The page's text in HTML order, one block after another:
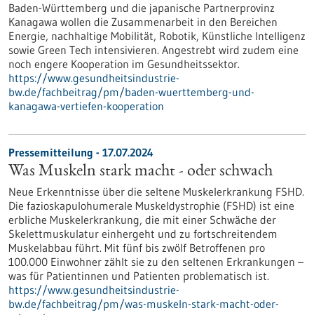
Baden-Württemberg und die japanische Partnerprovinz
Kanagawa wollen die Zusammenarbeit in den Bereichen
Energie, nachhaltige Mobilität, Robotik, Künstliche Intelligenz
sowie Green Tech intensivieren. Angestrebt wird zudem eine
noch engere Kooperation im Gesundheitssektor.
https://www.gesundheitsindustrie-
bw.de/fachbeitrag/pm/baden-wuerttemberg-und-
kanagawa-vertiefen-kooperation
Pressemitteilung - 17.07.2024
Was Muskeln stark macht - oder schwach
Neue Erkenntnisse über die seltene Muskelerkrankung FSHD.
Die fazioskapulohumerale Muskeldystrophie (FSHD) ist eine
erbliche Muskelerkrankung, die mit einer Schwäche der
Skelettmuskulatur einhergeht und zu fortschreitendem
Muskelabbau führt. Mit fünf bis zwölf Betroffenen pro
100.000 Einwohner zählt sie zu den seltenen Erkrankungen –
was für Patientinnen und Patienten problematisch ist.
https://www.gesundheitsindustrie-
bw.de/fachbeitrag/pm/was-muskeln-stark-macht-oder-